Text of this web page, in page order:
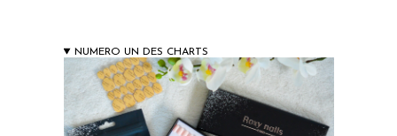
NUMERO UN DES CHARTS